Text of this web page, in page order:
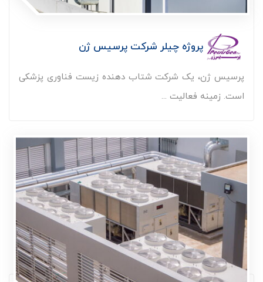
پروژه چیلر شرکت پرسیس ژن
پرسیس ژن، یک شرکت شتاب دهنده زیست فناوری پزشکی
است. زمینه فعالیت ...